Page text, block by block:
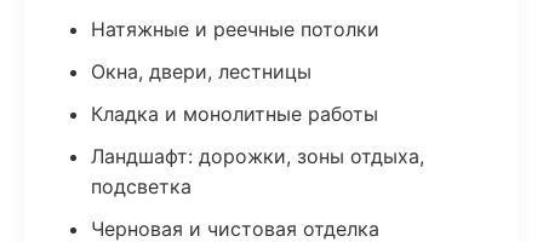
Натяжные и реечные потолки
Окна, двери, лестницы
Кладка и монолитные работы
Ландшафт: дорожки, зоны отдыха,
подсветка
Черновая и чистовая отделка